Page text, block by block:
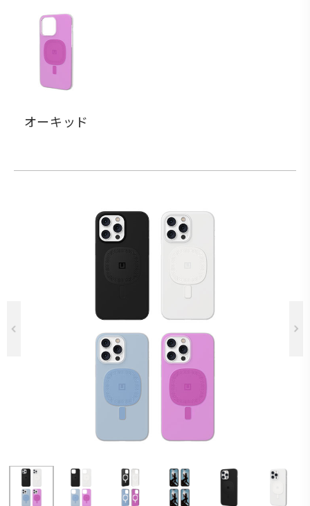
オーキッド
Previous